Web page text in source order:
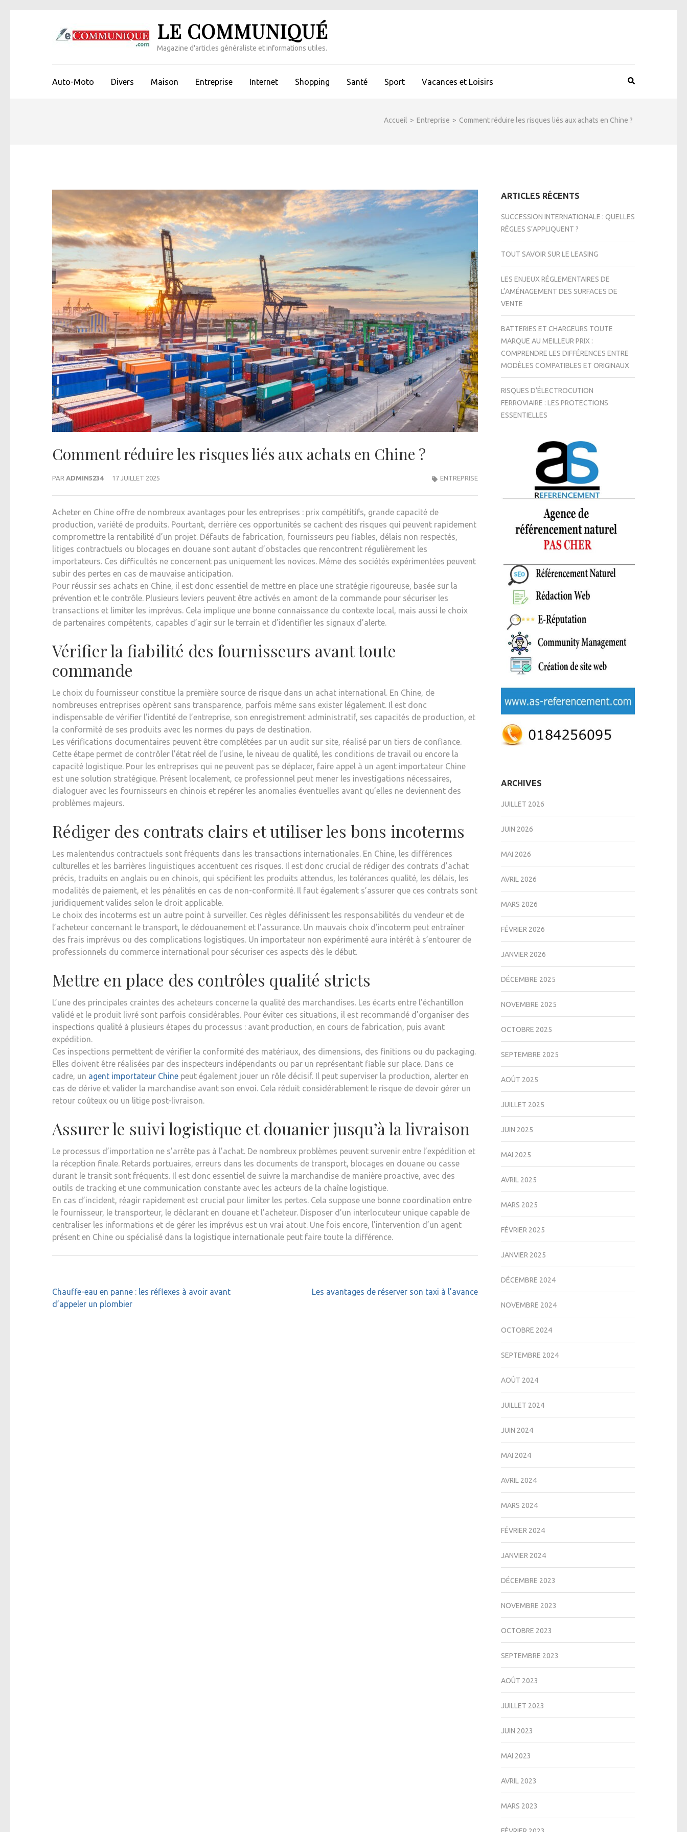
LE COMMUNIQUÉ
Magazine d'articles généraliste et informations utiles.
Auto-Moto Divers Maison Entreprise Internet Shopping Santé Sport Vacances et Loisirs
Accueil > Entreprise > Comment réduire les risques liés aux achats en Chine ?
Comment réduire les risques liés aux achats en Chine ?
PAR ADMIN5234 17 JUILLET 2025 ENTREPRISE
Acheter en Chine offre de nombreux avantages pour les entreprises : prix compétitifs, grande capacité de
production, variété de produits. Pourtant, derrière ces opportunités se cachent des risques qui peuvent rapidement
compromettre la rentabilité d’un projet. Défauts de fabrication, fournisseurs peu fiables, délais non respectés,
litiges contractuels ou blocages en douane sont autant d’obstacles que rencontrent régulièrement les
importateurs. Ces difficultés ne concernent pas uniquement les novices. Même des sociétés expérimentées peuvent
subir des pertes en cas de mauvaise anticipation.
Pour réussir ses achats en Chine, il est donc essentiel de mettre en place une stratégie rigoureuse, basée sur la
prévention et le contrôle. Plusieurs leviers peuvent être activés en amont de la commande pour sécuriser les
transactions et limiter les imprévus. Cela implique une bonne connaissance du contexte local, mais aussi le choix
de partenaires compétents, capables d’agir sur le terrain et d’identifier les signaux d’alerte.
Vérifier la fiabilité des fournisseurs avant toute
commande
Le choix du fournisseur constitue la première source de risque dans un achat international. En Chine, de
nombreuses entreprises opèrent sans transparence, parfois même sans exister légalement. Il est donc
indispensable de vérifier l’identité de l’entreprise, son enregistrement administratif, ses capacités de production, et
la conformité de ses produits avec les normes du pays de destination.
Les vérifications documentaires peuvent être complétées par un audit sur site, réalisé par un tiers de confiance.
Cette étape permet de contrôler l’état réel de l’usine, le niveau de qualité, les conditions de travail ou encore la
capacité logistique. Pour les entreprises qui ne peuvent pas se déplacer, faire appel à un agent importateur Chine
est une solution stratégique. Présent localement, ce professionnel peut mener les investigations nécessaires,
dialoguer avec les fournisseurs en chinois et repérer les anomalies éventuelles avant qu’elles ne deviennent des
problèmes majeurs.
Rédiger des contrats clairs et utiliser les bons incoterms
Les malentendus contractuels sont fréquents dans les transactions internationales. En Chine, les différences
culturelles et les barrières linguistiques accentuent ces risques. Il est donc crucial de rédiger des contrats d’achat
précis, traduits en anglais ou en chinois, qui spécifient les produits attendus, les tolérances qualité, les délais, les
modalités de paiement, et les pénalités en cas de non-conformité. Il faut également s’assurer que ces contrats sont
juridiquement valides selon le droit applicable.
Le choix des incoterms est un autre point à surveiller. Ces règles définissent les responsabilités du vendeur et de
l’acheteur concernant le transport, le dédouanement et l’assurance. Un mauvais choix d’incoterm peut entraîner
des frais imprévus ou des complications logistiques. Un importateur non expérimenté aura intérêt à s’entourer de
professionnels du commerce international pour sécuriser ces aspects dès le début.
Mettre en place des contrôles qualité stricts
L’une des principales craintes des acheteurs concerne la qualité des marchandises. Les écarts entre l’échantillon
validé et le produit livré sont parfois considérables. Pour éviter ces situations, il est recommandé d’organiser des
inspections qualité à plusieurs étapes du processus : avant production, en cours de fabrication, puis avant
expédition.
Ces inspections permettent de vérifier la conformité des matériaux, des dimensions, des finitions ou du packaging.
Elles doivent être réalisées par des inspecteurs indépendants ou par un représentant fiable sur place. Dans ce
cadre, un agent importateur Chine peut également jouer un rôle décisif. Il peut superviser la production, alerter en
cas de dérive et valider la marchandise avant son envoi. Cela réduit considérablement le risque de devoir gérer un
retour coûteux ou un litige post-livraison.
Assurer le suivi logistique et douanier jusqu’à la livraison
Le processus d’importation ne s’arrête pas à l’achat. De nombreux problèmes peuvent survenir entre l’expédition et
la réception finale. Retards portuaires, erreurs dans les documents de transport, blocages en douane ou casse
durant le transit sont fréquents. Il est donc essentiel de suivre la marchandise de manière proactive, avec des
outils de tracking et une communication constante avec les acteurs de la chaîne logistique.
En cas d’incident, réagir rapidement est crucial pour limiter les pertes. Cela suppose une bonne coordination entre
le fournisseur, le transporteur, le déclarant en douane et l’acheteur. Disposer d’un interlocuteur unique capable de
centraliser les informations et de gérer les imprévus est un vrai atout. Une fois encore, l’intervention d’un agent
présent en Chine ou spécialisé dans la logistique internationale peut faire toute la différence.
Navigation
de
Chauffe-eau en panne : les réflexes à avoir avant
d’appeler un plombier
Les avantages de réserver son taxi à l’avance
ARTICLES RÉCENTS
SUCCESSION INTERNATIONALE : QUELLES
RÈGLES S’APPLIQUENT ?
TOUT SAVOIR SUR LE LEASING
LES ENJEUX RÉGLEMENTAIRES DE
L’AMÉNAGEMENT DES SURFACES DE
VENTE
BATTERIES ET CHARGEURS TOUTE
MARQUE AU MEILLEUR PRIX :
COMPRENDRE LES DIFFÉRENCES ENTRE
MODÈLES COMPATIBLES ET ORIGINAUX
RISQUES D’ÉLECTROCUTION
FERROVIAIRE : LES PROTECTIONS
ESSENTIELLES
ARCHIVES
JUILLET 2026
JUIN 2026
MAI 2026
AVRIL 2026
MARS 2026
FÉVRIER 2026
JANVIER 2026
DÉCEMBRE 2025
NOVEMBRE 2025
OCTOBRE 2025
SEPTEMBRE 2025
AOÛT 2025
JUILLET 2025
JUIN 2025
MAI 2025
AVRIL 2025
MARS 2025
FÉVRIER 2025
JANVIER 2025
DÉCEMBRE 2024
NOVEMBRE 2024
OCTOBRE 2024
SEPTEMBRE 2024
AOÛT 2024
JUILLET 2024
JUIN 2024
MAI 2024
AVRIL 2024
MARS 2024
FÉVRIER 2024
JANVIER 2024
DÉCEMBRE 2023
NOVEMBRE 2023
OCTOBRE 2023
SEPTEMBRE 2023
AOÛT 2023
JUILLET 2023
JUIN 2023
MAI 2023
AVRIL 2023
MARS 2023